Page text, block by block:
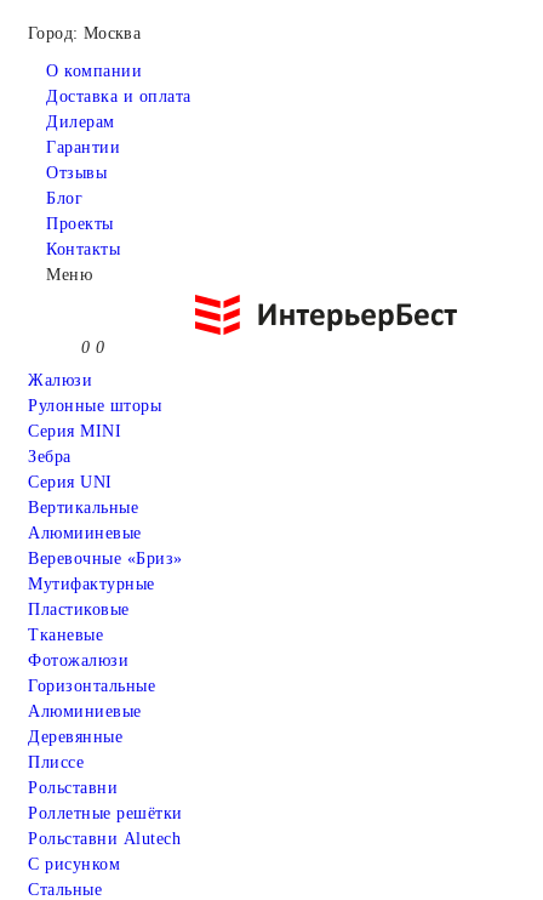
Город: Москва
О компании
Доставка и оплата
Дилерам
Гарантии
Отзывы
Блог
Проекты
Контакты
Меню
0 0
Жалюзи
Рулонные шторы
Серия MINI
Зебра
Серия UNI
Вертикальные
Алюмииневые
Веревочные «Бриз»
Мутифактурные
Пластиковые
Тканевые
Фотожалюзи
Горизонтальные
Алюминиевые
Деревянные
Плиссе
Рольставни
Роллетные решётки
Рольставни Alutech
С рисунком
Стальные